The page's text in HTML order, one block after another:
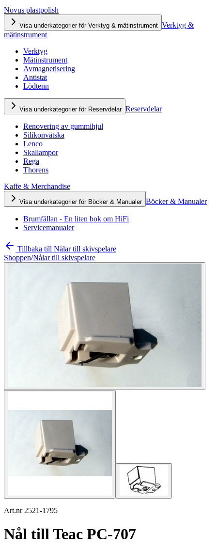
Novus plastpolish
Visa underkategorier för Verktyg & mätinstrument Verktyg &
mätinstrument
Verktyg
Mätinstrument
Avmagnetisering
Antistat
Lödtenn
Visa underkategorier för Reservdelar Reservdelar
Renovering av gummihjul
Silikonvätska
Lenco
Skallampor
Rega
Thorens
Kaffe & Merchandise
Visa underkategorier för Böcker & Manualer Böcker & Manualer
Brumfällan - En liten bok om HiFi
Servicemanualer
Tillbaka till Nålar till skivspelare
Shoppen/Nålar till skivspelare
Art.nr 2521-1795
Nål till Teac PC-707